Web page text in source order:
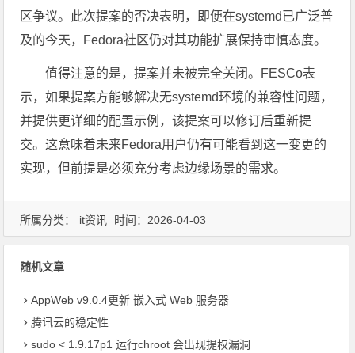
区争议。此次提案的否决表明，即便在systemd已广泛普
及的今天，Fedora社区仍对其功能扩展保持审慎态度。
值得注意的是，提案并未被完全关闭。FESCo表
示，如果提案方能够解决无systemd环境的兼容性问题，
并提供更详细的配置示例，该提案可以修订后重新提
交。这意味着未来Fedora用户仍有可能看到这一变更的
实现，但前提是必须充分考虑边缘场景的需求。
所属分类： it资讯 时间：2026-04-03
随机文章
AppWeb v9.0.4更新 嵌入式 Web 服务器
腾讯云的稳定性
sudo < 1.9.17p1 运行chroot 会出现提权漏洞